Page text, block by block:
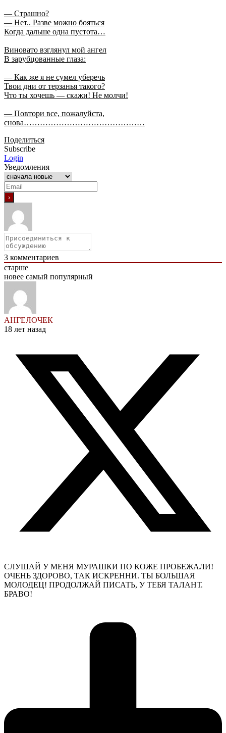
— Страшно?
— Нет.. Разве можно бояться
Когда дальше одна пустота…
Виновато взглянул мой ангел
В зарубцованные глаза:
— Как же я не сумел уберечь
Твои дни от терзанья такого?
Что ты хочешь — скажи! Не молчи!
— Повтори все, пожалуйста,
снова………………………………………
Поделиться
Subscribe
Login
Уведомления
3 комментариев
старше
новее самый популярный
АНГЕЛОЧЕК
18 лет назад
СЛУШАЙ У МЕНЯ МУРАШКИ ПО КОЖЕ ПРОБЕЖАЛИ!
ОЧЕНЬ ЗДОРОВО, ТАК ИСКРЕННИ. ТЫ БОЛЬШАЯ
МОЛОДЕЦ! ПРОДОЛЖАЙ ПИСАТЬ, У ТЕБЯ ТАЛАНТ.
БРАВО!